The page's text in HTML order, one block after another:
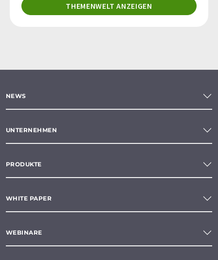
THEMENWELT ANZEIGEN
NEWS
UNTERNEHMEN
PRODUKTE
WHITE PAPER
WEBINARE